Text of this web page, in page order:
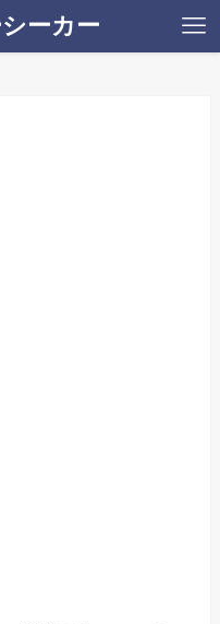
ーカー